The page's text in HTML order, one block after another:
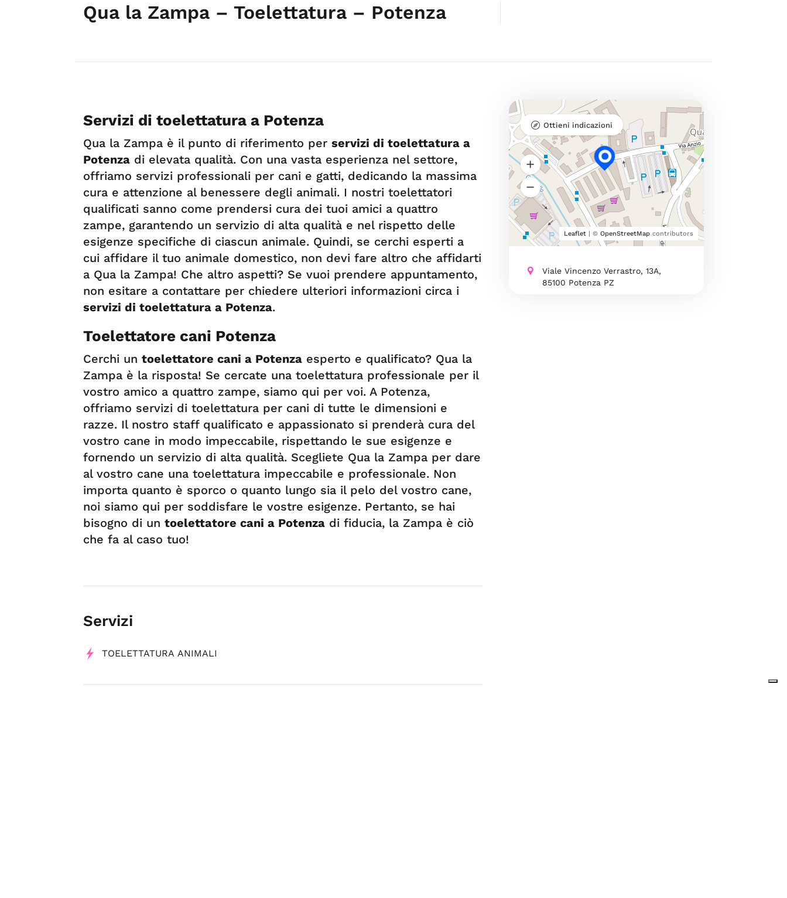
Qua la Zampa – Toelettatura – Potenza
Servizi di toelettatura a Potenza
Qua la Zampa è il punto di riferimento per servizi di toelettatura a
Potenza di elevata qualità. Con una vasta esperienza nel settore,
offriamo servizi professionali per cani e gatti, dedicando la massima
cura e attenzione al benessere degli animali. I nostri toelettatori
qualificati sanno come prendersi cura dei tuoi amici a quattro
zampe, garantendo un servizio di alta qualità e nel rispetto delle
esigenze specifiche di ciascun animale. Quindi, se cerchi esperti a
cui affidare il tuo animale domestico, non devi fare altro che affidarti
a Qua la Zampa! Che altro aspetti? Se vuoi prendere appuntamento,
non esitare a contattare per chiedere ulteriori informazioni circa i
servizi di toelettatura a Potenza.
Toelettatore cani Potenza
Cerchi un toelettatore cani a Potenza esperto e qualificato? Qua la
Zampa è la risposta! Se cercate una toelettatura professionale per il
vostro amico a quattro zampe, siamo qui per voi. A Potenza,
offriamo servizi di toelettatura per cani di tutte le dimensioni e
razze. Il nostro staff qualificato e appassionato si prenderà cura del
vostro cane in modo impeccabile, rispettando le sue esigenze e
fornendo un servizio di alta qualità. Scegliete Qua la Zampa per dare
al vostro cane una toelettatura impeccabile e professionale. Non
importa quanto è sporco o quanto lungo sia il pelo del vostro cane,
noi siamo qui per soddisfare le vostre esigenze. Pertanto, se hai
bisogno di un toelettatore cani a Potenza di fiducia, la Zampa è ciò
che fa al caso tuo!
Servizi
TOELETTATURA ANIMALI
Leaflet| © OpenStreetMapcontributors
Ottieni indicazioni
Viale Vincenzo Verrastro, 13A,
85100 Potenza PZ